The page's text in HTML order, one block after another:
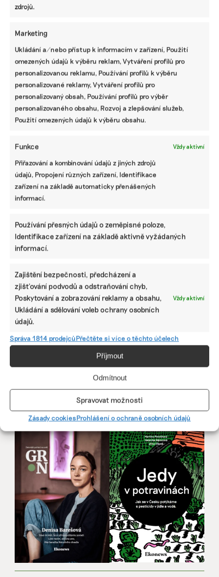
zdrojů.
Marketing
Ukládání a/nebo přístup k informacím v zařízení, Použití
omezených údajů k výběru reklam, Vytváření profilů pro
personalizovanou reklamu, Používání profilů k výběru
personalizované reklamy, Vytváření profilů pro
personalizovaný obsah, Používání profilů pro výběr
personalizovaného obsahu, Rozvoj a zlepšování služeb,
Použití omezených údajů k výběru obsahu.
Funkce Vždy aktivní
Přiřazování a kombinování údajů z jiných zdrojů
údajů, Propojení různých zařízení, Identifikace
zařízení na základě automaticky přenášených
informací.
Používání přesných údajů o zeměpisné poloze,
Identifikace zařízení na základě aktivně vyžádaných
informací.
Zajištění bezpečnosti, předcházení a
zjišťování podvodů a odstraňování chyb,
Poskytování a zobrazování reklamy a obsahu,
Ukládání a sdělování voleb ochrany osobních
údajů.
Vždy aktivní
Správa 1814 prodejcůPřečtěte si více o těchto účelech
Příjmout
Odmítnout
Spravovat možnosti
Zásady cookiesProhlášení o ochraně osobních údajů
NEJNOVĚJŠÍ PODCAST
Martin Abel
Chceme získat desítky milionů na
Přihlásit odběr
NEJZAJÍMAVĚJŠÍ
Ruce nás pálily a otékaly nám prsty,
popisuje brněnská floristka problémy s
květinami z Afriky
však často provozují načerno
akcelerační zóny i povolenky
STÁHNĚTE SI NAŠE E-BOOKY